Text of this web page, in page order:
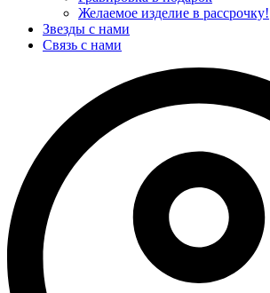
Желаемое изделие в рассрочку!
Звезды с нами
Связь с нами